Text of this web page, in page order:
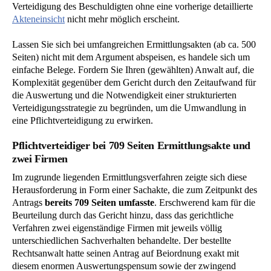
Verteidigung des Beschuldigten ohne eine vorherige detaillierte
Akteneinsicht nicht mehr möglich erscheint.
Lassen Sie sich bei umfangreichen Ermittlungsakten (ab ca. 500
Seiten) nicht mit dem Argument abspeisen, es handele sich um
einfache Belege. Fordern Sie Ihren (gewählten) Anwalt auf, die
Komplexität gegenüber dem Gericht durch den Zeitaufwand für
die Auswertung und die Notwendigkeit einer strukturierten
Verteidigungsstrategie zu begründen, um die Umwandlung in
eine Pflichtverteidigung zu erwirken.
Pflichtverteidiger bei 709 Seiten Ermittlungsakte und
zwei Firmen
Im zugrunde liegenden Ermittlungsverfahren zeigte sich diese
Herausforderung in Form einer Sachakte, die zum Zeitpunkt des
Antrags bereits 709 Seiten umfasste. Erschwerend kam für die
Beurteilung durch das Gericht hinzu, dass das gerichtliche
Verfahren zwei eigenständige Firmen mit jeweils völlig
unterschiedlichen Sachverhalten behandelte. Der bestellte
Rechtsanwalt hatte seinen Antrag auf Beiordnung exakt mit
diesem enormen Auswertungspensum sowie der zwingend